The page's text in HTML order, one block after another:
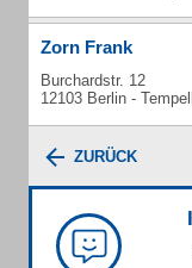
Zorn Frank
Burchardstr. 12
12103 Berlin -
ZURÜCK